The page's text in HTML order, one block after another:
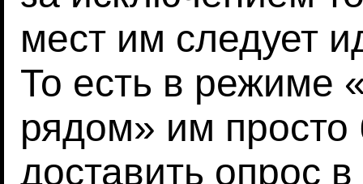
мест им следует
То есть в режиме
рядом» им
доставить опрос